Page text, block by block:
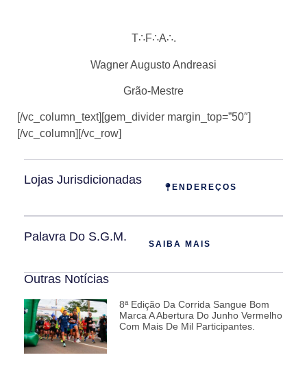
T∴F∴A∴.
Wagner Augusto Andreasi
Grão-Mestre
[/vc_column_text][gem_divider margin_top=”50″]
[/vc_column][/vc_row]
Lojas Jurisdicionadas
ENDEREÇOS
Palavra Do S.G.M.
SAIBA MAIS
Outras Notícias
8ª Edição Da Corrida Sangue Bom
Marca A Abertura Do Junho Vermelho
Com Mais De Mil Participantes.